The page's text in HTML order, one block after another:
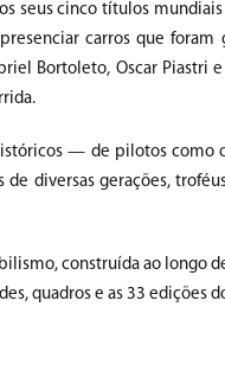
seus cinco títulos
carros que foram
Bortoleto, Oscar Piastri
— de pilotos como
diversas gerações,
construída ao longo
quadros e as 33 edições